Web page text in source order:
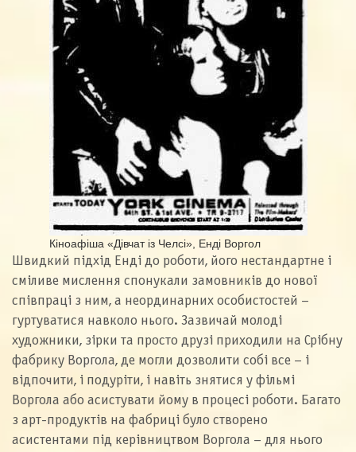
Кіноафіша «Дівчат із Челсі», Енді Воргол
Швидкий підхід Енді до роботи, його нестандартне і
сміливе мислення спонукали замовників до нової
співпраці з ним, а неординарних особистостей –
гуртуватися навколо нього. Зазвичай молоді
художники, зірки та просто друзі приходили на Срібну
фабрику Воргола, де могли дозволити собі все – і
відпочити, і подуріти, і навіть знятися у фільмі
Воргола або асистувати йому в процесі роботи. Багато
з арт-продуктів на фабриці було створено
асистентами під керівництвом Воргола – для нього